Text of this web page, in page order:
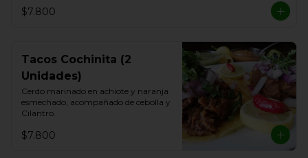
$7.800
Tacos Cochinita (2
Unidades)
Cerdo marinado en achiote y naranja
esmechado, acompañado de cebolla y
Cilantro.
$7.800